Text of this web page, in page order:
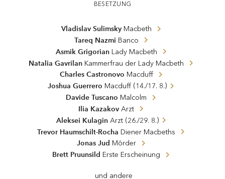
BESETZUNG
Vladislav Sulimsky Macbeth
Tareq Nazmi Banco
Asmik Grigorian Lady Macbeth
Natalia Gavrilan Kammerfrau der Lady Macbeth
Charles Castronovo Macduff
Joshua Guerrero Macduff (14./17. 8.)
Davide Tuscano Malcolm
Ilia Kazakov Arzt
Aleksei Kulagin Arzt(26./29. 8.)
Trevor Haumschilt-Rocha Diener Macbeths
Jonas Jud Mörder
Brett Pruunsild Erste Erscheinung
und andere